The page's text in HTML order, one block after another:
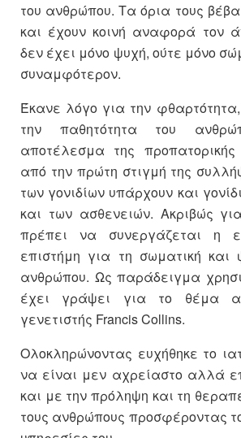
του ανθρώπου. Τα όρια τους
και έχουν κοινή αναφορά τον
δεν έχει μόνο ψυχή, ούτε μόνο
συναμφότερον.
Έκανε λόγο για την φθαρτότητα,
την παθητότητα του
αποτέλεσμα της
από την πρώτη στιγμή της
των γονιδίων υπάρχουν και
και των ασθενειών. Ακριβώς
πρέπει να συνεργάζεται η
επιστήμη για τη σωματική και
ανθρώπου. Ως παράδειγμα
έχει γράψει για το θέμα
γενετιστής Francis Collins.
Ολοκληρώνοντας ευχήθηκε το
να είναι μεν αχρείαστο αλλά
και με την πρόληψη και τη
τους ανθρώπους προσφέροντας